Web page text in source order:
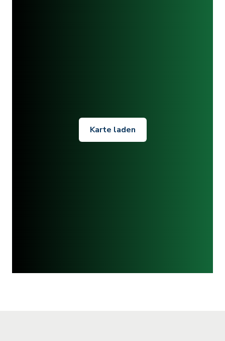
Karte laden